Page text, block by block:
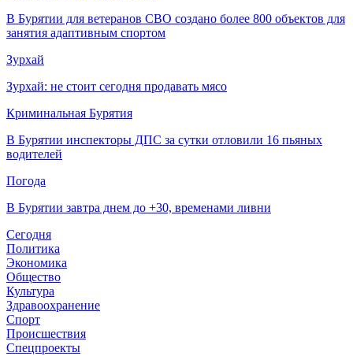
В Бурятии для ветеранов СВО создано более 800 объектов для
занятия адаптивным спортом
Зурхай
Зурхай: не стоит сегодня продавать мясо
Криминальная Бурятия
В Бурятии инспекторы ДПС за сутки отловили 16 пьяных
водителей
Погода
В Бурятии завтра днем до +30, временами ливни
Сегодня
Политика
Экономика
Общество
Культура
Здравоохранение
Спорт
Происшествия
Спецпроекты